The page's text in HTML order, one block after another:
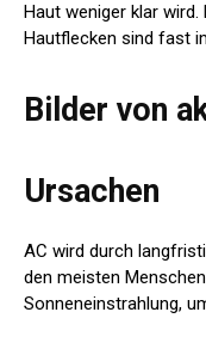
Haut weniger klar
Hautflecken sind fast
Bilder von
Ursachen
AC wird durch
den meisten
Sonneneinstrahlung,